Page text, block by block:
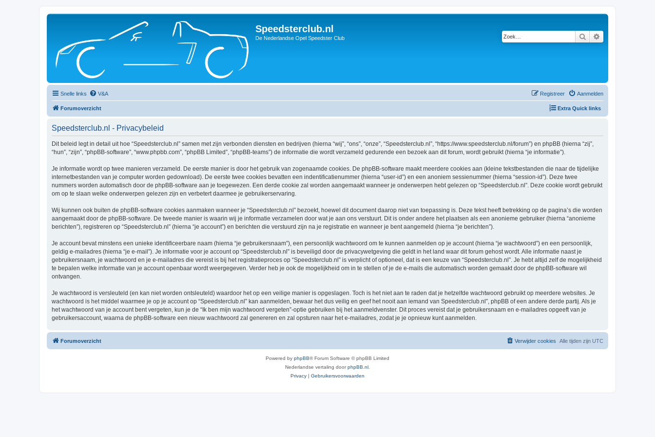
Speedsterclub.nl
De Nederlandse Opel Speedster Club Zoek
Snelle links V&A Aanmelden
Registreer
Forumoverzicht Extra Quick links
Speedsterclub.nl - Privacybeleid
Dit beleid legt in detail uit hoe “Speedsterclub.nl” samen met zijn verbonden diensten en bedrijven (hierna “wij”, “ons”, “onze”, “Speedsterclub.nl”, “https://www.speedsterclub.nl/forum”) en phpBB (hierna “zij”,
“hun”, “zijn”, “phpBB-software”, “www.phpbb.com”, “phpBB Limited”, “phpBB-teams”) de informatie die wordt verzameld gedurende een bezoek aan dit forum, wordt gebruikt (hierna “je informatie”).
Je informatie wordt op twee manieren verzameld. De eerste manier is door het gebruik van zogenaamde cookies. De phpBB-software maakt meerdere cookies aan (kleine tekstbestanden die naar de tijdelijke
internetbestanden van je computer worden gedownload). De eerste twee cookies bevatten een indentificatienummer (hierna “user-id”) en een anoniem sessienummer (hierna “session-id”). Deze twee
nummers worden automatisch door de phpBB-software aan je toegewezen. Een derde cookie zal worden aangemaakt wanneer je onderwerpen hebt gelezen op “Speedsterclub.nl”. Deze cookie wordt gebruikt
om op te slaan welke onderwerpen gelezen zijn en verbetert daarmee je gebruikerservaring.
Wij kunnen ook buiten de phpBB-software cookies aanmaken wanneer je “Speedsterclub.nl” bezoekt, hoewel dit document daarop niet van toepassing is. Deze tekst heeft betrekking op de pagina’s die worden
aangemaakt door de phpBB-software. De tweede manier is waarin wij je informatie verzamelen door wat je aan ons verstuurt. Dit is onder andere het plaatsen als een anonieme gebruiker (hierna “anonieme
berichten”), registreren op “Speedsterclub.nl” (hierna “je account”) en berichten die verstuurd zijn na je registratie en wanneer je bent aangemeld (hierna “je berichten”).
Je account bevat minstens een unieke identificeerbare naam (hierna “je gebruikersnaam”), een persoonlijk wachtwoord om te kunnen aanmelden op je account (hierna “je wachtwoord”) en een persoonlijk,
geldig e-mailadres (hierna “je e-mail”). Je informatie voor je account op “Speedsterclub.nl” is beveiligd door de privacywetgeving die geldt in het land waar dit forum gehost wordt. Alle informatie naast je
gebruikersnaam, je wachtwoord en je e-mailadres die vereist is bij het registratieproces op “Speedsterclub.nl” is verplicht of optioneel, dat is een keuze van “Speedsterclub.nl”. Je hebt altijd zelf de mogelijkheid
te bepalen welke informatie van je account openbaar wordt weergegeven. Verder heb je ook de mogelijkheid om in te stellen of je de e-mails die automatisch worden gemaakt door de phpBB-software wil
ontvangen.
Je wachtwoord is versleuteld (en kan niet worden ontsleuteld) waardoor het op een veilige manier is opgeslagen. Toch is het niet aan te raden dat je hetzelfde wachtwoord gebruikt op meerdere websites. Je
wachtwoord is het middel waarmee je op je account op “Speedsterclub.nl” kan aanmelden, bewaar het dus veilig en geef het nooit aan iemand van Speedsterclub.nl”, phpBB of een andere derde partij. Als je
het wachtwoord van je account bent vergeten, kun je de “Ik ben mijn wachtwoord vergeten”-optie gebruiken bij het aanmeldvenster. Dit proces vereist dat je gebruikersnaam en e-mailadres opgeeft van je
gebruikersaccount, waarna de phpBB-software een nieuw wachtwoord zal genereren en zal opsturen naar het e-mailadres, zodat je je opnieuw kunt aanmelden.
Forumoverzicht Alle tijden zijn UTC
Verwijder cookies
Powered by phpBB® Forum Software © phpBB Limited
Nederlandse vertaling doorphpBB.nl
Privacy | Gebruikersvoorwaarden